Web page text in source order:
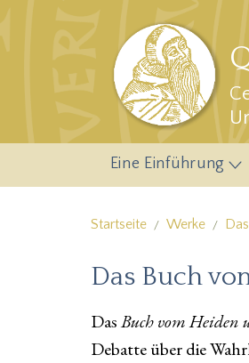
Direkt zum Inhalt
Eine Einführung
Startseite Werke
Das Buch
DasBuch vom Heiden
Debatte über die